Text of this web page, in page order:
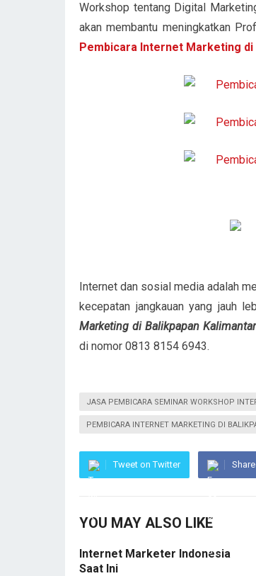
Workshop tentang Digital
akan membantu meningkatkan
Pembicara Internet Marketing di
Internet dan sosial media adalah
kecepatan jangkauan yang jauh
Marketing di Balikpapan
di nomor 0813 8154 6943.
JASA PEMBICARA SEMINAR WORKSHOP
PEMBICARA INTERNET MARKETING DI
Tweet on Twitter
YOU MAY ALSO LIKE
Internet Marketer Indonesia
Saat Ini